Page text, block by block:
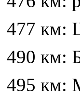
477 км:
490 км:
495 км: